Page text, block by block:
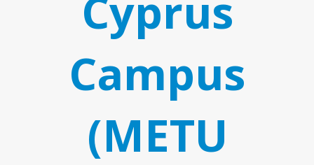
Campus
(METU